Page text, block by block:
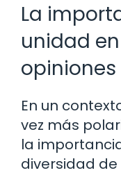
La
unidad
opiniones
En un
vez más
la
diversidad de